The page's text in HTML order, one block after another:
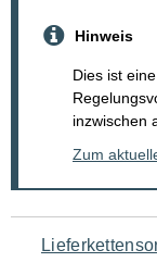
Hinweis
Dies ist
inzwischen
Zum